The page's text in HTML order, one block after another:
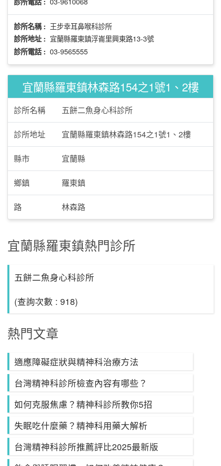
診所名稱 : 王步幸耳鼻喉科診所
診所地址 : 宜蘭縣羅東鎮浮崙里興東路13-3號
診所電話 : 03-9565555
宜蘭縣羅東鎮林森路154之1號1、2樓
診所名稱 五餅二魚身心科診所
診所地址 宜蘭縣羅東鎮林森路154之1號1、2樓
縣市 宜蘭縣
鄉鎮 羅東鎮
路 林森路
宜蘭縣羅東鎮熱門診所
五餅二魚身心科診所
(查詢次數 : 918)
熱門文章
適應障礙症狀與精神科治療方法
台灣精神科診所檢查內容有哪些？
如何克服焦慮？精神科診所教你5招
失眠吃什麼藥？精神科用藥大解析
台灣精神科診所推薦評比2025最新版